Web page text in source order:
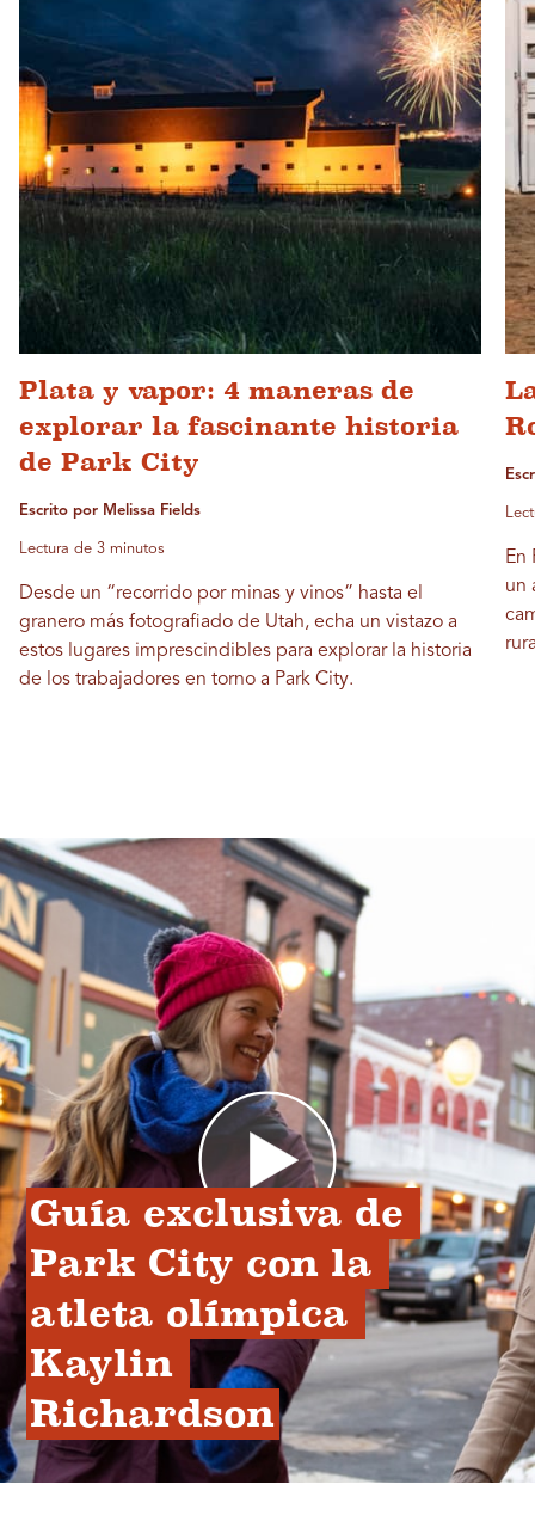
Plata y vapor: 4 maneras de
explorar la fascinante historia
de Park City
Escrito por Melissa Fields
Lectura de 3 minutos
Desde un “recorrido por minas y vinos” hasta el
granero más fotografiado de Utah, echa un vistazo a
estos lugares imprescindibles para explorar la historia
de los trabajadores en torno a Park City.
En
un
Guía exclusiva de
Park City con la
atleta olímpica
Kaylin
Richardson